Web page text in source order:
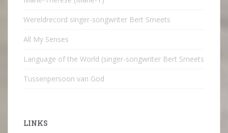
Wereldrecord singer-songwriter Bert Smeets
All My Senses
Language of the World (singer-songwriter Bert Smeets
Tussenpersoon van God
LINKS